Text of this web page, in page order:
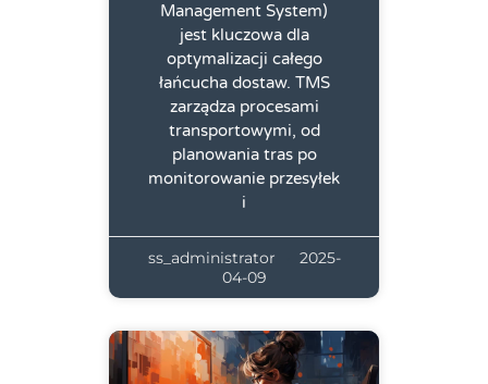
Management System)
jest kluczowa dla
optymalizacji całego
łańcucha dostaw. TMS
zarządza procesami
transportowymi, od
planowania tras po
monitorowanie przesyłek
i
ss_administrator
2025-
04-09